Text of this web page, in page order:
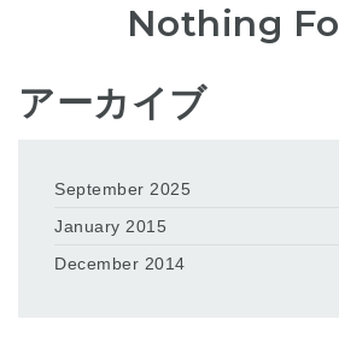
Nothing
アーカイブ
September 2025
January 2015
December 2014